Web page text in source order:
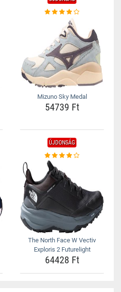
Mizuno Sky Medal
54739 Ft
ÚJDONSÁG
The North Face W Vectiv
Exploris 2 Futurelight
64428 Ft